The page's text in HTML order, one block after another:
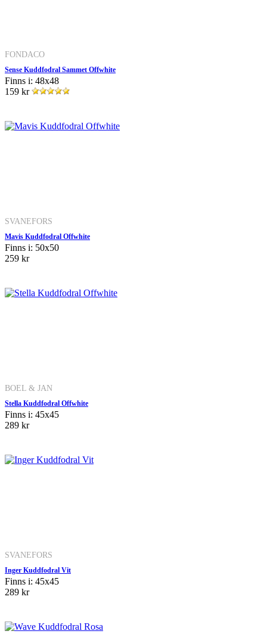
FONDACO
Sense Kuddfodral Sammet Offwhite
Finns i: 48x48
159 kr
SVANEFORS
Mavis Kuddfodral Offwhite
Finns i: 50x50
259 kr
BOEL & JAN
Stella Kuddfodral Offwhite
Finns i: 45x45
289 kr
SVANEFORS
Inger Kuddfodral Vit
Finns i: 45x45
289 kr